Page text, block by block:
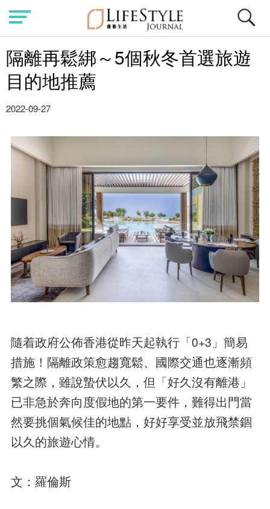
隔離再鬆綁～5個秋冬首選旅遊
目的地推薦
2022-09-27
隨着政府公佈香港從昨天起執行「0+3」簡易
措施！隔離政策愈趨寬鬆、國際交通也逐漸頻
繁之際，雖說蟄伏以久，但「好久沒有離港」
已非急於奔向度假地的第一要件，難得出門當
然要挑個氣候佳的地點，好好享受並放飛禁錮
以久的旅遊心情。
文：羅倫斯